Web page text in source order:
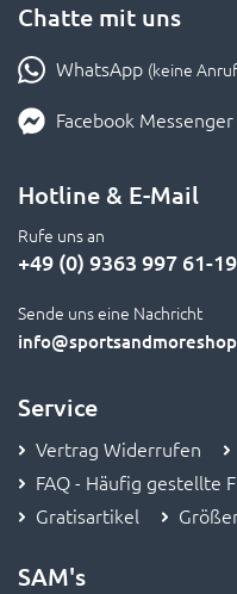
Chatte mit uns
WhatsApp (keine
Facebook Messenger
Hotline & E-Mail
Rufe uns an
+49 (0) 9363 997 61-19
Sende uns eine Nachricht
info
Service
Vertrag Widerrufen
FAQ - Häufig gestellte
Gratisartikel
SAM's